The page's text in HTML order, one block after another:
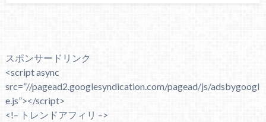
スポンサードリンク
<script async
src=”//pagead2.googlesyndication.com/pagead/js/adsbygoogl
e.js”></script>
<!– トレンドアフィリ –>